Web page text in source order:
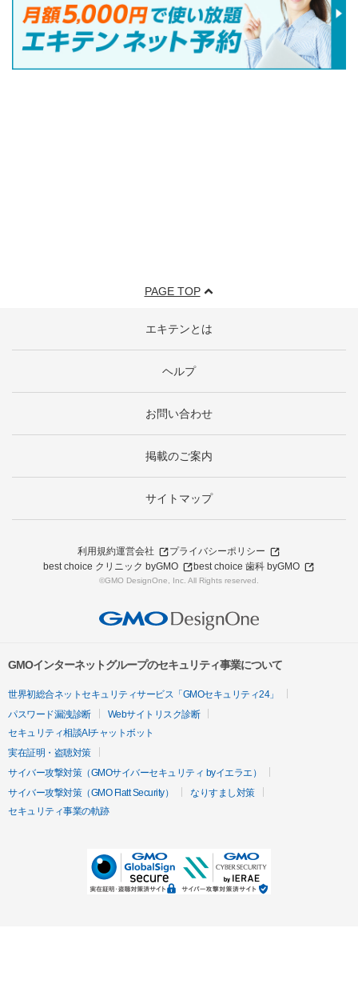
PAGE TOP
エキテンとは
ヘルプ
お問い合わせ
掲載のご案内
サイトマップ
利用規約運営会社
プライバシーポリシー
best choice クリニック byGMO
best choice 歯科 byGMO
©GMO DesignOne, Inc. All Rights reserved.
GMOインターネットグループのセキュリティ事業について
世界初総合ネットセキュリティサービス「GMOセキュリティ24」
パスワード漏洩診断
Webサイトリスク診断
セキュリティ相談AIチャットボット
実在証明・盗聴対策
サイバー攻撃対策（GMOサイバーセキュリティ byイエラエ）
サイバー攻撃対策（GMO Flatt Security）
なりすまし対策
セキュリティ事業の軌跡